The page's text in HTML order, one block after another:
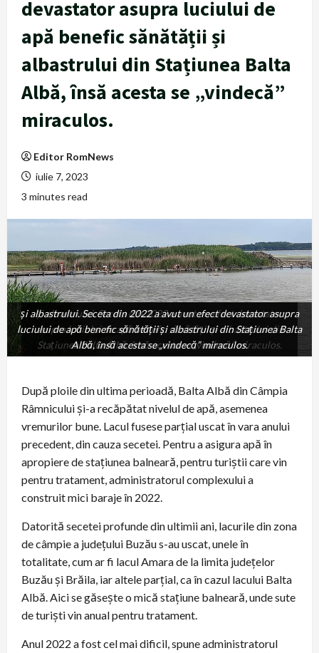
devastator asupra luciului de
apă benefic sănătății și
albastrului din Stațiunea Balta
Albă, însă acesta se „vindecă”
miraculos.
Editor RomNews
iulie 7, 2023
3 minutes read
și albastrului. Seceta din 2022 a avut un efect devastator
asupra luciului de apă benefic sănătății și albastrului din
Stațiunea Balta Albă, însă acesta se „vindecă” miraculos.
și albastrului. Seceta din 2022 a avut un efect devastator asupra
luciului de apă benefic sănătății și albastrului din Stațiunea Balta
Albă, însă acesta se „vindecă” miraculos.
După ploile din ultima perioadă, Balta Albă din Câmpia
Râmnicului și-a recăpătat nivelul de apă, asemenea
vremurilor bune. Lacul fusese parțial uscat în vara anului
precedent, din cauza secetei. Pentru a asigura apă în
apropiere de stațiunea balneară, pentru turiștii care vin
pentru tratament, administratorul complexului a
construit mici baraje în 2022.
Datorită secetei profunde din ultimii ani, lacurile din zona
de câmpie a județului Buzău s-au uscat, unele în
totalitate, cum ar fi lacul Amara de la limita județelor
Buzău și Brăila, iar altele parțial, ca în cazul lacului Balta
Albă. Aici se găsește o mică stațiune balneară, unde sute
de turiști vin anual pentru tratament.
Anul 2022 a fost cel mai dificil, spune administratorul